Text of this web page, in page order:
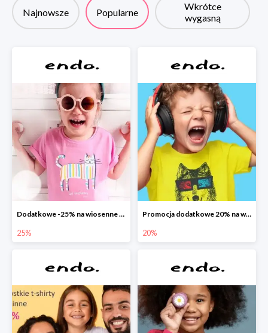
Najnowsze Popularne
Wkrótce
wygasną
Dodatkowe -25% na wiosenne nowości
25%
Promocja dodatkowe 20% na wszystko
20%